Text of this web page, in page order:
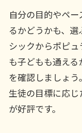
自分の目的やペ
るかどうかも、
シックからポピ
も子どもも通え
を確認しましょう
生徒の目標に応
が好評です。